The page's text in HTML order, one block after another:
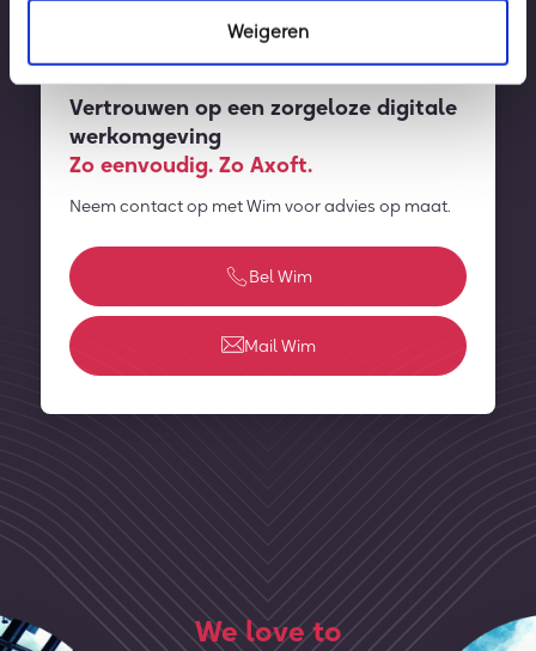
Weigeren
Vertrouwen op een zorgeloze digitale
werkomgeving
Zo eenvoudig. Zo Axoft.
Neem contact op met Wim voor advies op maat.
Bel Wim
Mail Wim
We love to